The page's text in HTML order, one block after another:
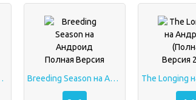
Андроид Breeding Season на Андроид Полная Версия